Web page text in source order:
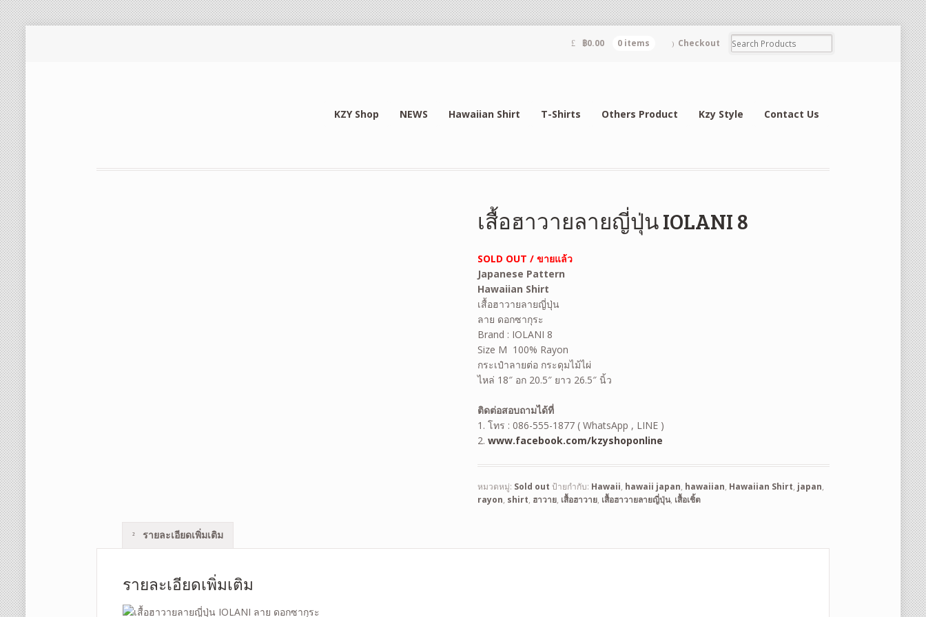
฿0.00 0 items Checkout
KZY Shop NEWS Hawaiian Shirt T-Shirts Others Product Kzy Style Contact Us
เสื้อฮาวายลายญี่ปุ่น IOLANI 8
SOLD OUT / ขายแล้ว
Japanese Pattern
Hawaiian Shirt
เสื้อฮาวายลายญี่ปุ่น
ลาย ดอกซากุระ
Brand : IOLANI 8
Size M 100% Rayon
กระเป๋าลายต่อ กระดุมไม้ไผ่
ไหล่ 18″ อก 20.5″ ยาว 26.5″ นิ้ว
ติดต่อสอบถามได้ที่
1. โทร : 086-555-1877 ( WhatsApp , LINE )
2.www.facebook.com/kzyshoponline
หมวดหมู่: Sold out ป้ายกำกับ: Hawaii, hawaii japan, hawaiian, Hawaiian Shirt, japan,
rayon, shirt, ฮาวาย, เสื้อฮาวาย, เสื้อฮาวายลายญี่ปุ่น, เสื้อเชิ้ต
รายละเอียดเพิ่มเติม
รายละเอียดเพิ่มเติม